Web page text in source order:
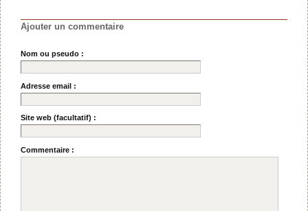
Ajouter un commentaire
Nom ou pseudo :
Adresse email :
Site web (facultatif) :
Commentaire :